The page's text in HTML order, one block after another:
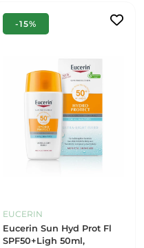
-15%
EUCERIN
Eucerin Sun Hyd Prot Fl
SPF50+Ligh 50ml,